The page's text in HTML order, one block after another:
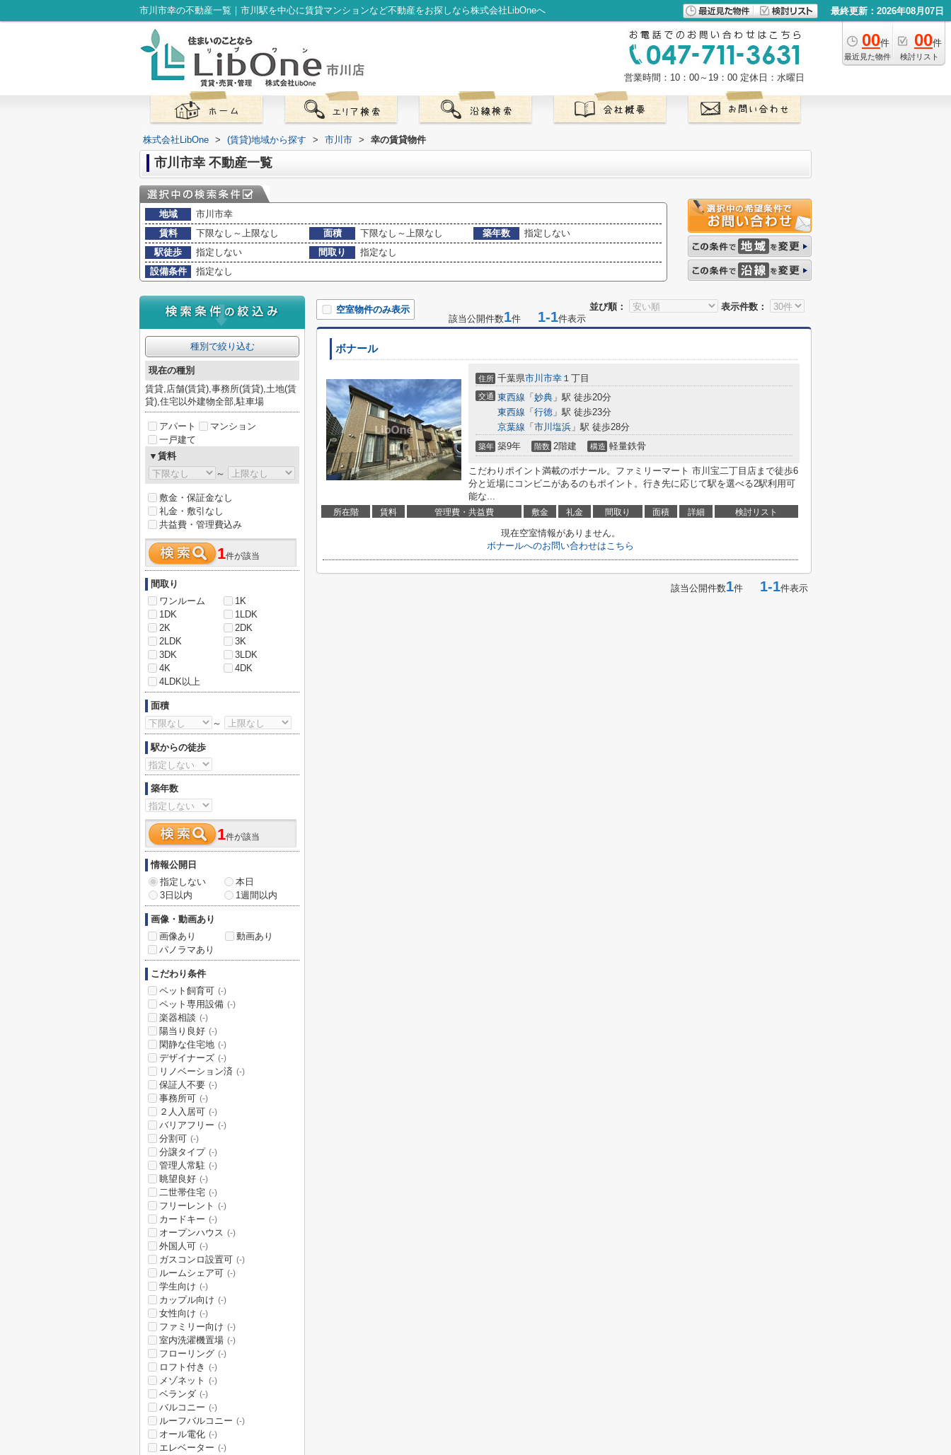
市川市幸の不動産一覧｜市川駅を中心に賃貸マンションなど不動産をお探しなら株式会社LibOneへ 最終更新：2026年08月07日
00件
最近見た物件
00件
検討リスト
営業時間：10：00～19：00 定休日：水曜日
株式会社LibOne > (賃貸)地域から探す > 市川市 > 幸の賃貸物件
市川市幸 不動産一覧
地域
市川市幸
賃料
下限なし～上限なし 面積 下限なし～上限なし 築年数
指定しない
駅徒歩
指定しない 間取り
指定なし
設備条件
指定なし
並び順： 表示件数：
空室物件のみ表示
該当公開件数1件 1-1件表示
ボナール
住所 千葉県市川市幸 １丁目
交通 東西線 「 妙典 」駅 徒歩20分
東西線 「 行徳 」駅 徒歩23分
京葉線 「 市川塩浜 」駅 徒歩28分
築年 築9年 階数 2階建 構造 軽量鉄骨
こだわりポイント満載のボナール。ファミリーマート 市川宝二丁目店まで徒歩6
分と近場にコンビニがあるのもポイント。行き先に応じて駅を選べる2駅利用可
能な...
所在階 賃料 管理費・共益費 敷金 礼金 間取り 面積 詳細 検討リスト
現在空室情報がありません。
ボナールへのお問い合わせはこちら
該当公開件数1件 1-1件表示
種別で絞り込む
現在の種別
賃貸,店舗(賃貸),事務所(賃貸),土地(賃
貸),住宅以外建物全部,駐車場
アパート
マンション
一戸建て
▼賃料
～
敷金・保証金なし
礼金・敷引なし
共益費・管理費込み
1件が該当
間取り
ワンルーム
1K
1DK
1LDK
2K
2DK
2LDK
3K
3DK
3LDK
4K
4DK
4LDK以上
面積
～
駅からの徒歩
築年数
1件が該当
情報公開日
指定しない
本日
3日以内
1週間以内
画像・動画あり
画像あり
動画あり
パノラマあり
こだわり条件
ペット飼育可 (-)
ペット専用設備 (-)
楽器相談 (-)
陽当り良好 (-)
閑静な住宅地 (-)
デザイナーズ (-)
リノベーション済 (-)
保証人不要 (-)
事務所可 (-)
２人入居可 (-)
バリアフリー (-)
分割可 (-)
分譲タイプ (-)
管理人常駐 (-)
眺望良好 (-)
二世帯住宅 (-)
フリーレント (-)
カードキー (-)
オープンハウス (-)
外国人可 (-)
ガスコンロ設置可 (-)
ルームシェア可 (-)
学生向け (-)
カップル向け (-)
女性向け (-)
ファミリー向け (-)
室内洗濯機置場 (-)
フローリング (-)
ロフト付き (-)
メゾネット (-)
ベランダ (-)
バルコニー (-)
ルーフバルコニー (-)
オール電化 (-)
エレベーター (-)